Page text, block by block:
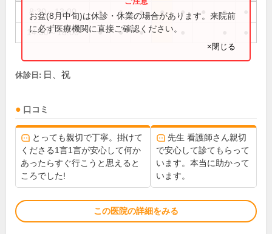
8:30～13:00 ● ● ● ● ● ●
14:30～18:00 ● ● ●
お盆(8月中旬)は休診・休業の場合があります。来院前
に必ず医療機関に直接ご確認ください。
×閉じる
休診日: 日、祝
口コミ
とっても親切で丁寧。掛けて
くださる1言1言が安心して何か
あったらすぐ行こうと思えると
ころでした!
先生 看護師さん親切
で安心して診てもらって
います。本当に助かって
います。
この医院の詳細をみる